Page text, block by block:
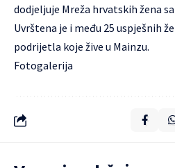
dodjeljuje Mreža hrvatskih žena
Uvrštena je i među 25 uspješnih
podrijetla koje žive u Mainzu.
Fotogalerija